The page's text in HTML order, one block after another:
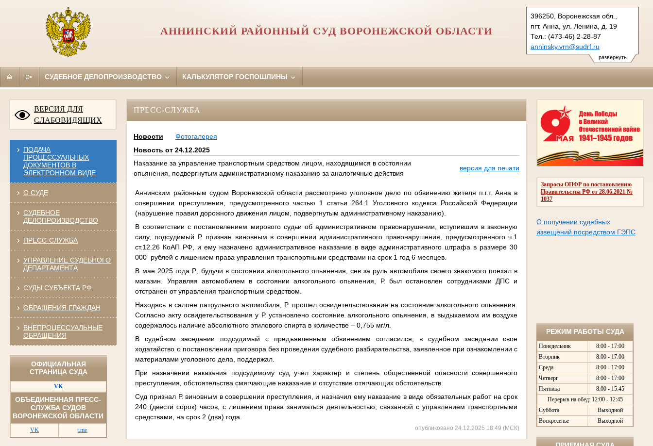
развернуть
396250, Воронежская обл.,
пгт. Анна, ул. Ленина, д. 19
Тел.: (473-46) 2-28-87
anninsky.vrn@sudrf.ru
схема проезда
АННИНСКИЙ РАЙОННЫЙ СУД ВОРОНЕЖСКОЙ ОБЛАСТИ
СУДЕБНОЕ ДЕЛОПРОИЗВОДСТВО КАЛЬКУЛЯТОР ГОСПОШЛИНЫ
ВЕРСИЯ ДЛЯ
СЛАБОВИДЯЩИХ
ПОДАЧА
ПРОЦЕССУАЛЬНЫХ
ДОКУМЕНТОВ В
ЭЛЕКТРОННОМ ВИДЕ
О СУДЕ
СУДЕБНОЕ
ДЕЛОПРОИЗВОДСТВО
ПРЕСС-СЛУЖБА
УПРАВЛЕНИЕ СУДЕБНОГО
ДЕПАРТАМЕНТА
СУДЫ СУБЪЕКТА РФ
ОБРАЩЕНИЯ ГРАЖДАН
ВНЕПРОЦЕССУАЛЬНЫЕ
ОБРАЩЕНИЯ
ОФИЦИАЛЬНАЯ
СТРАНИЦА СУДА
VK
ОБЪЕДИНЕННАЯ ПРЕСС-
СЛУЖБА СУДОВ
ВОРОНЕЖСКОЙ ОБЛАСТИ
VK t.me
Запросы ОПФР по постановлению
Правительства РФ от 28.06.2021 №
1037
О получении судебных
извещений посредством ГЭПС
РЕЖИМ РАБОТЫ СУДА
Понедельник
8:00 - 17:00
Вторник
8:00 - 17:00
Среда
8:00 - 17:00
Четверг
8:00 - 17:00
Пятница
8:00 - 15:45
Перерыв на обед: 12:00 - 12:45
Суббота
Выходной
Воскресенье
Выходной
ПРЕСС-СЛУЖБА
Новости
Фотогалерея
Новость от 24.12.2025
Наказание за управление транспортным средством лицом, находящимся в состоянии
опьянения, подвергнутым административному наказанию за аналогичные действия
версия для печати
Аннинским районным судом Воронежской области рассмотрено уголовное дело по обвинению жителя п.г.т. Анна в
совершении преступления, предусмотренного частью 1 статьи 264.1 Уголовного кодекса Российской Федерации
(нарушение правил дорожного движения лицом, подвергнутым административному наказанию).
В соответствии с постановлением мирового судьи об административном правонарушении, вступившим в законную
силу, подсудимый Р. признан виновным в совершении административного правонарушения, предусмотренного ч.1
ст.12.26 КоАП РФ, и ему назначено административное наказание в виде административного штрафа в размере 30
000 рублей с лишением права управления транспортными средствами на срок 1 год 6 месяцев.
В мае 2025 года Р., будучи в состоянии алкогольного опьянения, сев за руль автомобиля своего знакомого поехал в
магазин. Управляя автомобилем в состоянии алкогольного опьянения, Р. был остановлен сотрудниками ДПС и
отстранен от управления транспортным средством.
Находясь в салоне патрульного автомобиля, Р. прошел освидетельствование на состояние алкогольного опьянения.
Согласно акту освидетельствования у Р. установлено состояние алкогольного опьянения, в выдыхаемом им воздухе
содержалось наличие абсолютного этилового спирта в количестве – 0,755 мг/л.
В судебном заседании подсудимый с предъявленным обвинением согласился, в судебном заседании свое
ходатайство о постановлении приговора без проведения судебного разбирательства, заявленное при ознакомлении с
материалами уголовного дела, поддержал.
При назначении наказания подсудимому суд учел характер и степень общественной опасности совершенного
преступления, обстоятельства смягчающие наказание и отсутствие отягчающих обстоятельств.
Суд признал Р. виновным в совершении преступления, и назначил ему наказание в виде обязательных работ на срок
240 (двести сорок) часов, с лишением права заниматься деятельностью, связанной с управлением транспортными
средствами, на срок 2 (два) года.
опубликовано 24.12.2025 18:49 (МСК)